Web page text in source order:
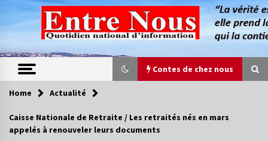
content
Contes de chez nous
Contes de chez nous
Home Actualité
Caisse Nationale de Retraite / Les retraités nés en mars
appelés à renouveler leurs documents